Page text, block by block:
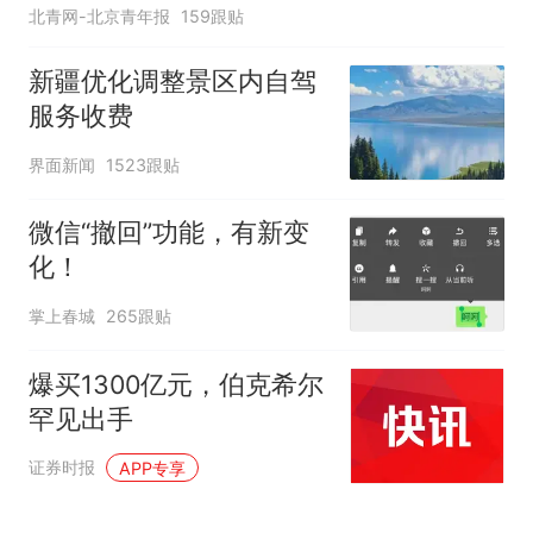
北青网-北京青年报 159跟贴
新疆优化调整景区内自驾
服务收费
界面新闻 1523跟贴
微信“撤回”功能，有新变
化！
掌上春城 265跟贴
爆买1300亿元，伯克希尔
罕见出手
证券时报 APP专享